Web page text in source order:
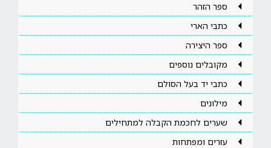
ספר הזהר
כתבי הארי
ספר היצירה
מקובלים נוספים
כתבי יד בעל הסולם
מילונים
שערים לחכמת הקבלה למתחילים
עזרים ומפתחות